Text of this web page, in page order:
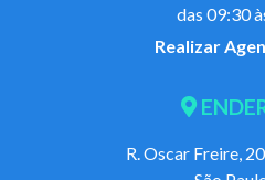
das 09:30
Realizar
R. Oscar Freire,